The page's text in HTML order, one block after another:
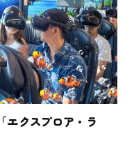
エクスプロア・ラ